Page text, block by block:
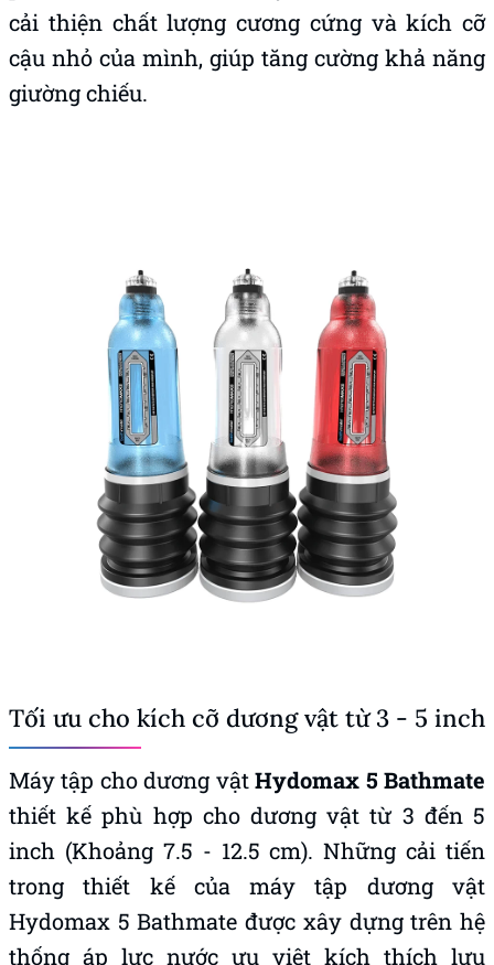
cải thiện chất lượng cương cứng và kích cỡ
cậu nhỏ của mình, giúp tăng cường khả năng
giường chiếu.
Tối ưu cho kích cỡ dương vật từ 3 - 5 inch
Máy tập cho dương vậtHydomax 5 Bathmate
thiết kế phù hợp cho dương vật từ 3 đến 5
inch (Khoảng 7.5 - 12.5 cm). Những cải tiến
trong thiết kế của máy tập dương vật
Hydomax 5 Bathmate được xây dựng trên hệ
thống áp lực nước ưu việt kích thích lưu